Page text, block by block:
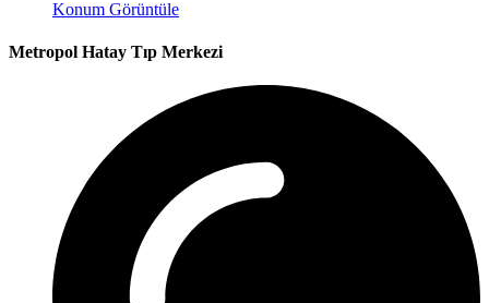
Konum Görüntüle
Metropol Hatay Tıp Merkezi